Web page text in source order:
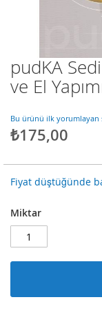
Resim
galerisinin
başlangıcına
pudKA
ve El
Bu ürünü ilk yorumlayan
₺175,00
Fiyat düştüğünde
Miktar